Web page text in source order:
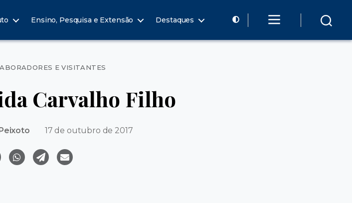
Ensino, Pesquisa e Extensão Destaques
CategoriasE VISITANTES
Carvalho Filho
17 de outubro de 2017